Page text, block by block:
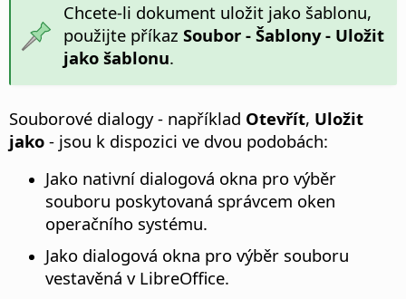
Chcete-li dokument uložit jako šablonu,
použijte příkaz Soubor - Šablony - Uložit
jako šablonu.
Souborové dialogy - například Otevřít, Uložit
jako - jsou k dispozici ve dvou podobách:
Jako nativní dialogová okna pro výběr
souboru poskytovaná správcem oken
operačního systému.
Jako dialogová okna pro výběr souboru
vestavěná v LibreOffice.